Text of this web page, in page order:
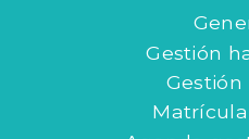
Gestión
Gestión